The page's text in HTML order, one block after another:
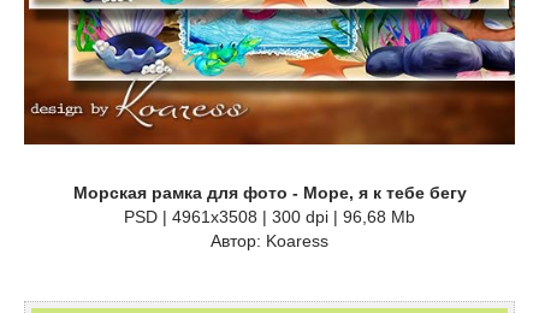
Морская рамка для фото - Море, я к тебе бегу
PSD | 4961x3508 | 300 dpi | 96,68 Mb
Автор: Koaress